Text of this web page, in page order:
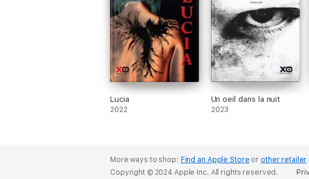
Lucia
2022
Un oeil dans la nuit
2023
More ways to shop: Find an Apple Store or other retailer
Copyright © 2024 Apple Inc. All rights reserved.